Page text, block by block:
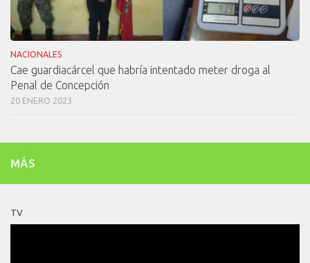
NACIONALES
Cae guardiacárcel que habría intentado meter droga al
Penal de Concepción
20 ENERO 2023
MÁS
TV